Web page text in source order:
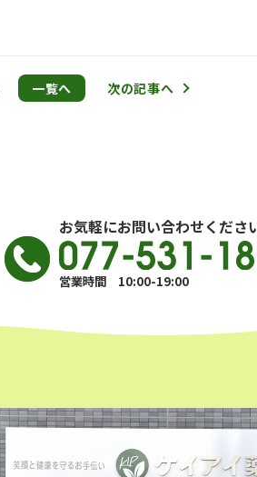
一覧へ 次の記事へ
お気軽にお問い合わせくださ
営業時間 10:00-19:00